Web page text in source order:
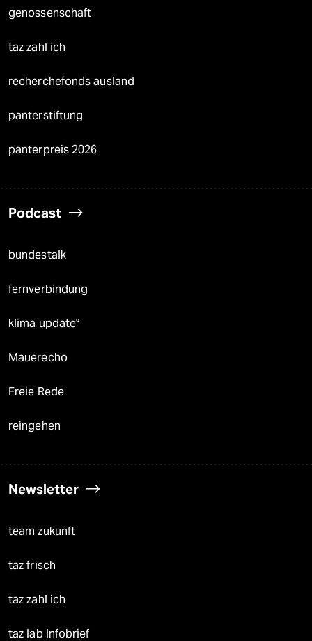
genossenschaft
taz zahl ich
recherchefonds ausland
panterstiftung
panterpreis 2026
Podcast
bundestalk
fernverbindung
klima update°
Mauerecho
Freie Rede
reingehen
Newsletter
team zukunft
taz frisch
taz zahl ich
taz lab Infobrief